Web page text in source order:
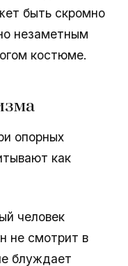
быть скромно
незаметным
костюме.
опорных
как
человек
не смотрит в
блуждает